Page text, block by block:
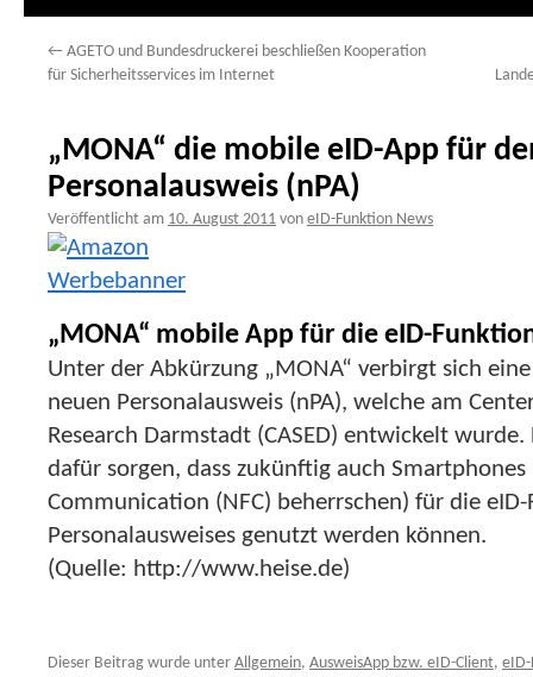
← AGETO und Bundesdruckerei beschließen Kooperation
für Sicherheitsservices im Internet
„MONA“ die mobile eID-App für
Personalausweis (nPA)
Veröffentlicht am 10. August 2011 von eID-Funktion News
„MONA“ mobile App für die eID-
Unter der Abkürzung „MONA“ verbirgt sich
neuen Personalausweis (nPA), welche am
Research Darmstadt (CASED) entwickelt
dafür sorgen, dass zukünftig auch
Communication (NFC) beherrschen) für die
Personalausweises genutzt werden können.
(Quelle: http://www.heise.de)
Dieser Beitrag wurde unter Allgemein, AusweisApp bzw. eID-Client,